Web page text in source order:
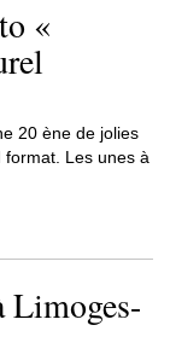
«
20 ène de jolies
Les unes à
Limoges-